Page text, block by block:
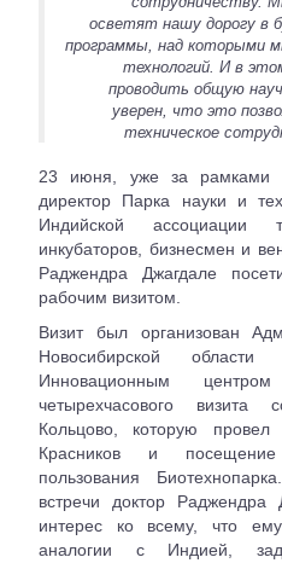
осветят нашу дорогу в
программы, над которыми
технологий. И в
проводить общую
уверен, что это
техническое
23 июня, уже за рамками
директор Парка науки и
Индийской ассоциации
инкубаторов, бизнесмен и
Раджендра Джагдале
рабочим визитом.
Визит был организован
Новосибирской
Инновационным
четырехчасового визита
Кольцово, которую
Красников и посещение
пользования
встречи доктор Раджендра
интерес ко всему, что
аналогии с Индией,